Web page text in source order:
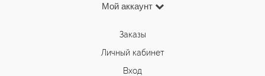
Мой аккаунт
Заказы
Личный кабинет
Вход